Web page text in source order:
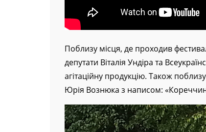
Поблизу місця, де проходив
депутати Віталія Ундіра та
агітаційну продукцію. Також
Юрія Вознюка з написом: